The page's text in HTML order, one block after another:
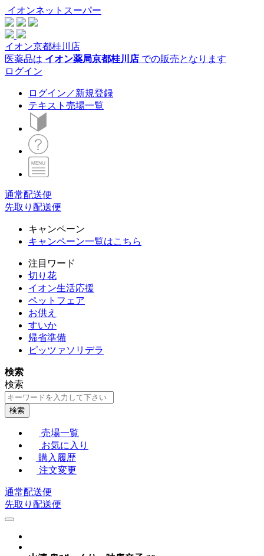
イオンネットスーパー
イオン京都桂川店
医薬品は イオン薬局京都桂川店 での販売となります
ログイン
ログイン／新規登録
テキスト売場一覧
通常配送便
先取り配送便
キャンペーン
キャンペーン一覧はこちら
注目ワード
切り花
イオン生活応援
ペットフェア
お供え
すいか
帰省準備
ピッツァソリデラ
検索
検索
検索
売場一覧
お気に入り
購入履歴
注文変更
通常配送便
先取り配送便